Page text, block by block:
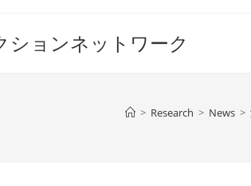
ションネットワーク
> Research > News >